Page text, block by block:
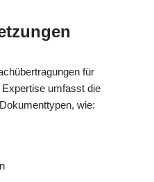
für
umfasst die
wie: